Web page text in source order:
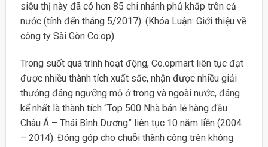
siêu thị này đã có hơn 85 chi nhánh phủ khắp trên cả
nước (tính đến tháng 5/2017). (Khóa Luận: Giới thiệu về
công ty Sài Gòn Co.op)
Trong suốt quá trình hoạt động, Co.opmart liên tục đạt
được nhiều thành tích xuất sắc, nhận được nhiều giải
thưởng đáng ngưỡng mộ ở trong và ngoài nước, đáng
kể nhất là thành tích “Top 500 Nhà bán lẻ hàng đầu
Châu Á – Thái Bình Dương” liên tục 10 năm liền (2004
– 2014). Đóng góp cho chuỗi thành công trên không